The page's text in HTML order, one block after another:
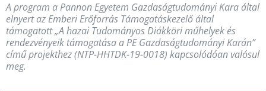
A program a Pannon Egyetem Gazdaságtudományi Kara által
elnyert az Emberi Erőforrás Támogatáskezelő által
támogatott „A hazai Tudományos Diákköri műhelyek és
rendezvényeik támogatása a PE Gazdaságtudományi Karán”
című projekthez (NTP-HHTDK-19-0018) kapcsolódóan valósul
meg.